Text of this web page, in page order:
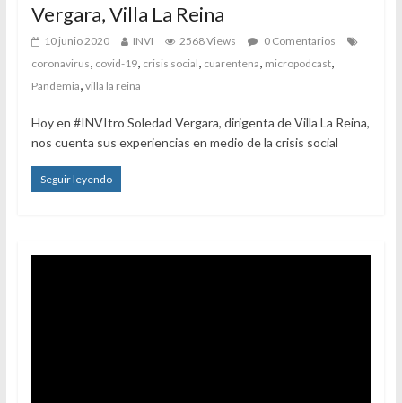
Vergara, Villa La Reina
10 junio 2020 INVI 2568 Views
0 Comentarios
coronavirus covid-19, crisis social cuarentena micropodcast,
Pandemia villa la reina
Hoy en #INVItro Soledad Vergara, dirigenta de Villa La Reina,
nos cuenta sus experiencias en medio de la crisis social
Seguir leyendo